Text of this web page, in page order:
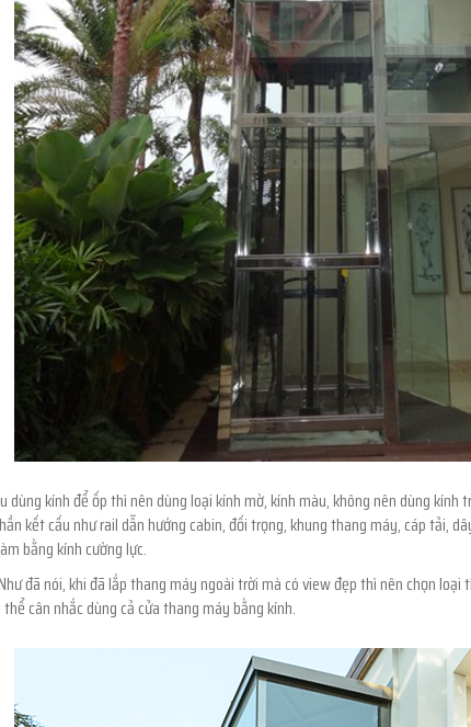
dùng kính để ốp thì nên dùng loại kính mờ, kính màu, không nên dùng
kết cấu như rail dẫn hướng cabin, đối trọng, khung thang máy, cáp tải,
bằng kính cường lực.
đã nói, khi đã lắp thang máy ngoài trời mà có view đẹp thì nên chọn loại
thể cân nhắc dùng cả cửa thang máy bằng kính.